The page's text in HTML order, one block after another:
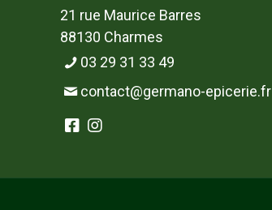
21 rue Maurice Barres
88130 Charmes
03 29 31 33 49
contact@germano-epicerie.fr